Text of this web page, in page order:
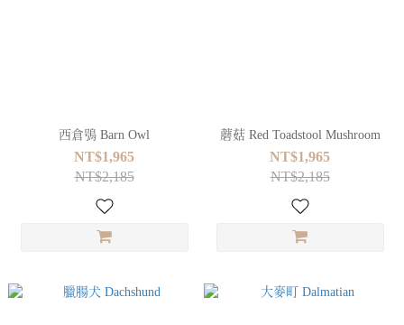
西倉鴞 Barn Owl
NT$1,965
NT$2,185
蘑菇 Red Toadstool Mushroom
NT$1,965
NT$2,185